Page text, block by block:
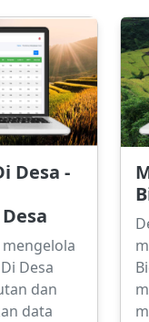
Desa -
Desa
dan
data